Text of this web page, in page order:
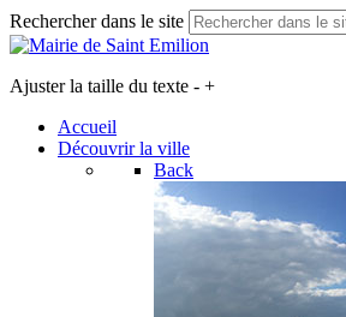
Rechercher dans le site
Ajuster la taille du texte - +
Accueil
Découvrir la ville
Back